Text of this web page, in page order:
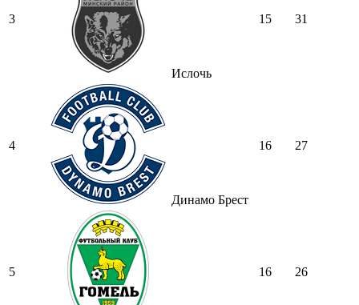
3
Ислочь
15 31
4
Динамо Брест
16 27
5 16 26